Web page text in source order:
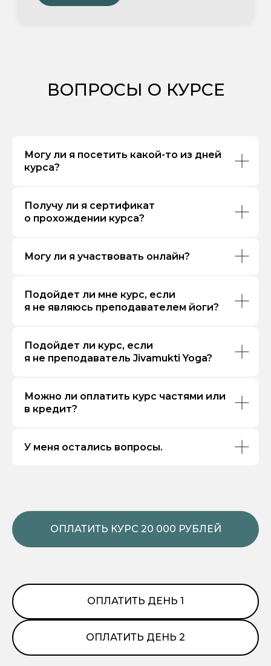
ВОПРОСЫ О КУРСЕ
Могу ли я посетить какой-то из дней
курса?
Получу ли я сертификат
о прохождении курса?
Могу ли я участвовать онлайн?
Подойдет ли мне курс, если
я не являюсь преподавателем йоги?
Подойдет ли курс, если
я не преподаватель Jivamukti Yoga?
Можно ли оплатить курс частями или
в кредит?
У меня остались вопросы.
ОПЛАТИТЬ КУРС 20 000 РУБЛЕЙ
ОПЛАТИТЬ ДЕНЬ 1
ОПЛАТИТЬ ДЕНЬ 2